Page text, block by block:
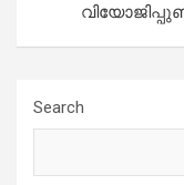
Search